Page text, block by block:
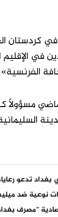
في كردستان
في
مسؤولاً
بغداد تدعو
نوعية ضد
“مصرف